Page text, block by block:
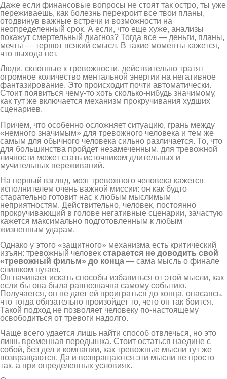
Даже если финансовые вопросы не стоят так остро, ты уже
переживаешь, как болезнь перекроит все твои планы,
отодвинув важные встречи и возможности на
неопределенный срок. А если, что еще хуже, анализы
покажут смертельный диагноз? Тогда все — деньги, планы,
мечты — теряют всякий смысл. В такие моменты кажется,
что выхода нет.
Люди, склонные к тревожности, действительно тратят
огромное количество ментальной энергии на негативное
фантазирование. Это происходит почти автоматически.
Стоит появиться чему-то хоть сколько-нибудь значимому,
как тут же включается механизм прокручивания худших
сценариев.
Причем, что особенно осложняет ситуацию, грань между
«немного значимым» для тревожного человека и тем же
самым для обычного человека сильно различается. То, что
для большинства пройдет незамеченным, для тревожной
личности может стать источником длительных и
мучительных переживаний.
На первый взгляд, мозг тревожного человека кажется
исполнителем очень важной миссии: он как будто
старательно готовит нас к любым мыслимым
неприятностям. Действительно, человек, постоянно
прокручивающий в голове негативные сценарии, зачастую
кажется максимально подготовленным к любым
жизненным ударам.
Однако у этого «защитного» механизма есть критический
изъян: тревожный человек старается не доводить свой
«тревожный фильм» до конца — сама мысль о финале
слишком пугает.
Он начинает искать способы избавиться от этой мысли, как
если бы она была равнозначна самому событию.
Получается, он не дает ей проиграться до конца, опасаясь,
что тогда обязательно произойдет то, чего он так боится.
Такой подход не позволяет человеку по-настоящему
освободиться от тревоги надолго.
Чаще всего удается лишь найти способ отвлечься, но это
лишь временная передышка. Стоит остаться наедине с
собой, без дел и компании, как тревожные мысли тут же
возвращаются. Да и возвращаются эти мысли не просто
так, а при определенных условиях.